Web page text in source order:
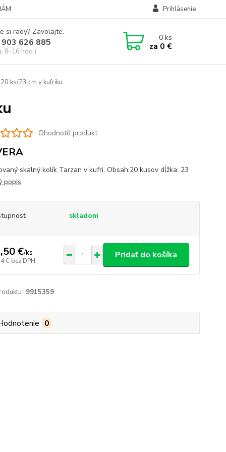
Prihlásenie
si rady? Zavolajte.
626 885
8-16 hod.)
0ks
za 0 €
ks/23 cm v kufríku
Ohodnotiť produkt
skalný kolík Tarzan v kufri. Obsah:20 kusov dĺžka: 23
popis
skladom
€/ks
€ bez DPH
Pridať do košíka
9915359
0